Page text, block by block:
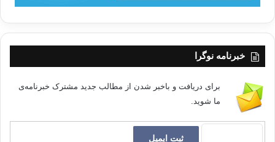
خبرنامه نوگرا
برای دریافت و باخبر شدن از مطالب جدید مشترک خبرنامه‌ی
ما شوید.